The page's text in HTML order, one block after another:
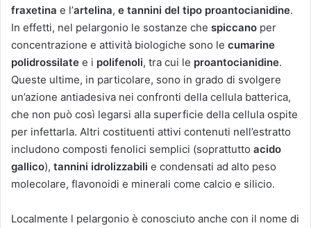
fraxetina e l’artelina, e tannini del tipo proantocianidine.
In effetti, nel pelargonio le sostanze che spiccano per
concentrazione e attività biologiche sono le cumarine
polidrossilate e i polifenoli, tra cui le proantocianidine.
Queste ultime, in particolare, sono in grado di svolgere
un’azione antiadesiva nei confronti della cellula batterica,
che non può così legarsi alla superficie della cellula ospite
per infettarla. Altri costituenti attivi contenuti nell’estratto
includono composti fenolici semplici (soprattutto acido
gallico), tannini idrolizzabili e condensati ad alto peso
molecolare, flavonoidi e minerali come calcio e silicio.
Localmente l pelargonio è conosciuto anche con il nome di